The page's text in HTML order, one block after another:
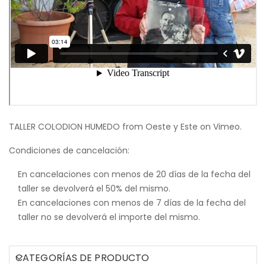
TALLER COLODION HUMEDO from Oeste y Este on Vimeo.
Condiciones de cancelación:
En cancelaciones con menos de 20 días de la fecha del
taller se devolverá el 50% del mismo.
En cancelaciones con menos de 7 días de la fecha del
taller no se devolverá el importe del mismo.
CATEGORÍAS DE PRODUCTO